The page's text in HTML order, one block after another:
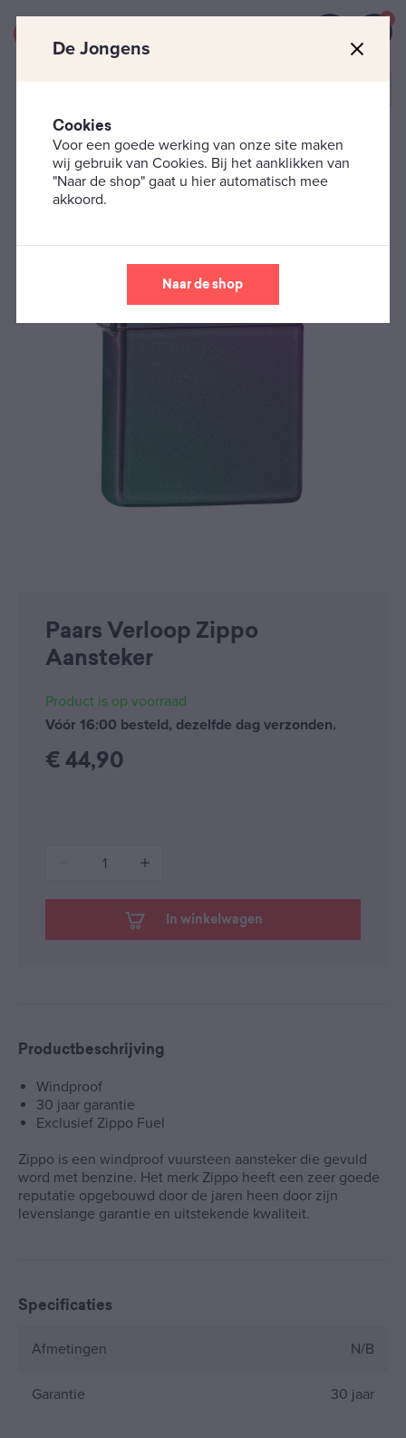
0
Zippo's Classic Paars Verloop Zippo Aansteker
Paars Verloop Zippo
Aansteker
Product is op voorraad
Vóór 16:00 besteld, dezelfde dag verzonden.
€ 44,90
1
In winkelwagen
Productbeschrijving
Windproof
30 jaar garantie
Exclusief Zippo Fuel
Zippo is een windproof vuursteen aansteker die gevuld
word met benzine. Het merk Zippo heeft een zeer goede
reputatie opgebouwd door de jaren heen door zijn
levenslange garantie en uitstekende kwaliteit.
Specificaties
Afmetingen N/B
Garantie 30 jaar
De Jongens
Cookies
Voor een goede werking van onze site maken
wij gebruik van Cookies. Bij het aanklikken van
"Naar de shop" gaat u hier automatisch mee
akkoord.
Naar de shop